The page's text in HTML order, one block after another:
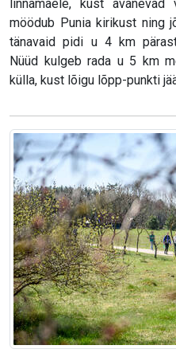
linnamäele, kust
möödub Punia kirikust ning
tänavaid pidi u 4 km
Nüüd kulgeb rada u 5 km
külla, kust lõigu lõpp-punkti